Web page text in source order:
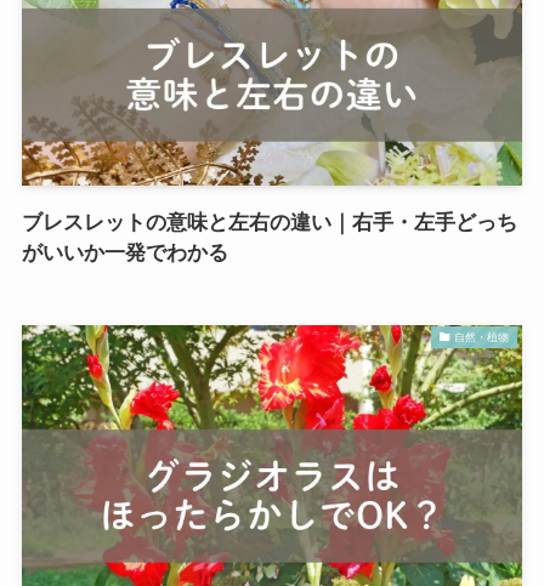
ブレスレットの意味と左右の違い｜右手・左手どっち
がいいか一発でわかる
自然・植物